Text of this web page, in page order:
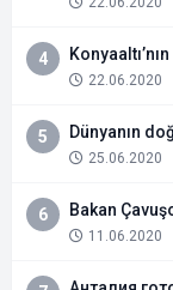
4
22.06.2020
5 Dünyanın
25.06.2020
6 Bakan
11.06.2020